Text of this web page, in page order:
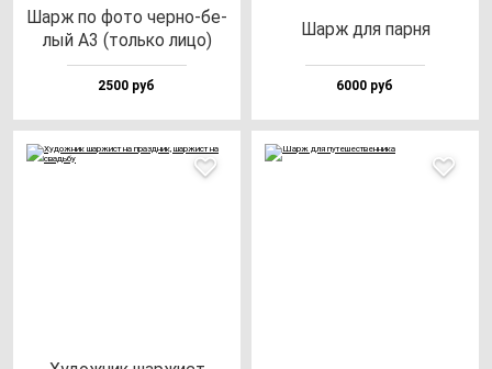
Шарж по фо­то чер­но-бе­
лый А3 (толь­ко ли­цо)
2500 руб
Шарж для пар­ня
6000 руб